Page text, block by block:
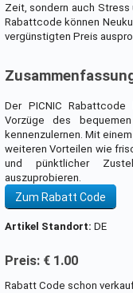
Zeit, sondern auch Stress
Rabattcode können
vergünstigten Preis
Der PICNIC
Vorzüge des
kennenzulernen. Mit
weiteren Vorteilen wie
und pünktlicher
auszuprobieren.
Zum Rabatt Code
Artikel Standort: DE
Preis: € 1.00
Rabatt Code schon